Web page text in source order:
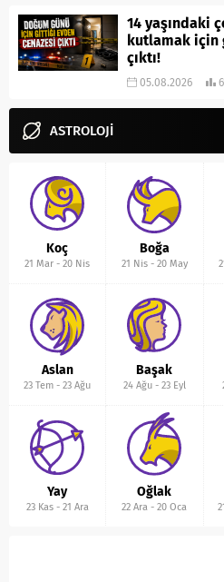
14 yaşındaki
kutlamak için
çıktı!
05.08.2026
ASTROLOJİ
Koç
21 Mar -20 Nis
Boğa
21 Nis- 20 May
Aslan
23 Tem -23 Ağu
Başak
24 Ağu- 23 Eyl
Yay
23 Kas- 21 Ara
Oğlak
22 Ara -20 Oca